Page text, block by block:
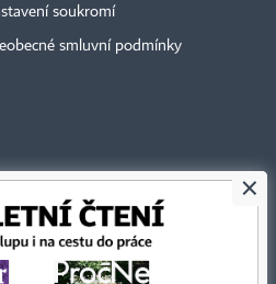
soukromí
smluvní podmínky
×